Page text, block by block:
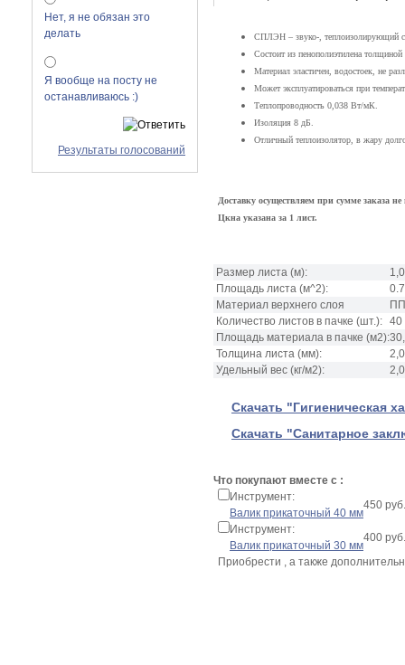
Нет, я не обязан это
делать
Я вообще на посту не
останавливаюсь :)
Результаты голосований
СПЛЭН – звуко-, теплоизолирующий
Состоит из пенополиэтилена
Материал эластичен, водостоек, не
Может эксплуатироваться при
Теплопроводность 0,038 Вт/мК.
Изоляция 8 дБ.
Отличный теплоизолятор, в жару
Доставку осуществляем при сумме заказа не
Цкна указана за 1 лист.
Размер листа (м):
Площадь листа (м^2):
Материал верхнего слоя
Количество листов в пачке (шт.): 40
Площадь материала в пачке (м2):
Толщина листа (мм):
2,0
Удельный вес (кг/м2): 2,0
Скачать "Гигиеническая
Скачать "Санитарное
Что покупают вместе с :
Инструмент:
Валик прикаточный 40 мм
450 руб.
Инструмент:
Валик прикаточный 30 мм
400 руб.
Приобрести , а также